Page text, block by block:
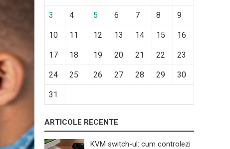
3 4 5 6 7 8 9
10 11 12 13 14 15 16
17 18 19 20 21 22 23
24 25 26 27 28 29 30
31
ARTICOLE RECENTE
KVM switch-ul: cum controlezi